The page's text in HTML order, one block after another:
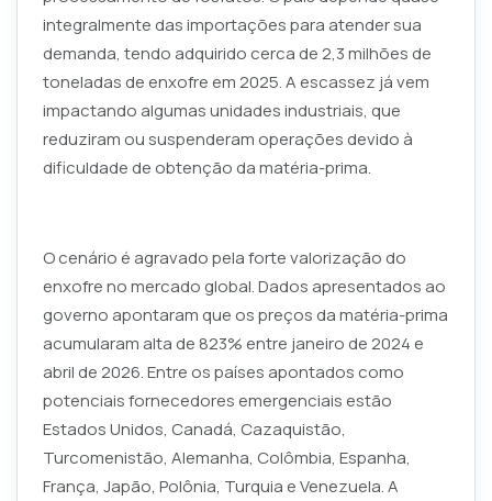
integralmente das importações para atender sua
demanda, tendo adquirido cerca de 2,3 milhões de
toneladas de enxofre em 2025. A escassez já vem
impactando algumas unidades industriais, que
reduziram ou suspenderam operações devido à
dificuldade de obtenção da matéria-prima.
O cenário é agravado pela forte valorização do
enxofre no mercado global. Dados apresentados ao
governo apontaram que os preços da matéria-prima
acumularam alta de 823% entre janeiro de 2024 e
abril de 2026. Entre os países apontados como
potenciais fornecedores emergenciais estão
Estados Unidos, Canadá, Cazaquistão,
Turcomenistão, Alemanha, Colômbia, Espanha,
França, Japão, Polônia, Turquia e Venezuela. A